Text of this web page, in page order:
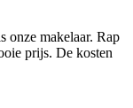
onze makelaar. Rap
prijs. De kosten